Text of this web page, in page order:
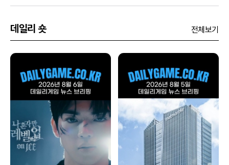
데일리 숏 전체보기